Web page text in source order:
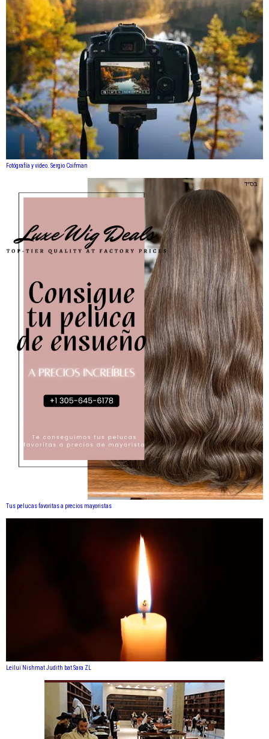
Fotógrafía y video. Sergio Coifman
Tus pelucas favoritas a precios mayoristas
Leilui Nishmat Judith bat Sara ZL